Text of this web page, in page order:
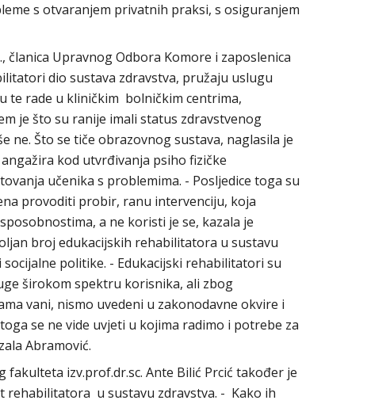
s otvaranjem privatnih praksi, s osiguranjem
članica Upravnog Odbora Komore i zaposlenica
dio sustava zdravstva, pružaju uslugu
te rade u kliničkim bolničkim centrima,
je što su ranije imali status zdravstvenog
ne. Što se tiče obrazovnog sustava, naglasila je
kod utvrđivanja psiho fizičke
učenika s problemima. - Posljedice toga su
provoditi probir, ranu intervenciju, koja
a ne koristi je se, kazala je
broj edukacijskih rehabilitatora u sustavu
politike. - Edukacijski rehabilitatori su
širokom spektru korisnika, ali zbog
vani, nismo uvedeni u zakonodavne okvire i
se ne vide uvjeti u kojima radimo i potrebe za
Abramović.
fakulteta izv.prof.dr.sc. Ante Bilić Prcić također je
rehabilitatora u sustavu zdravstva. - Kako ih